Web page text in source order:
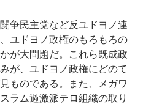
争民主党など反ユドヨノ連
ユドヨノ政権のもろもろの
が大問題だ。これら既成政
が、ユドヨノ政権にどのて
ものである。また、メガワ
ラム過激派テロ組織の取り